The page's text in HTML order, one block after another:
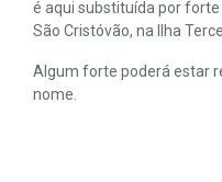
é aqui substituída por
São Cristóvão, na Ilha
Algum forte poderá estar
nome.